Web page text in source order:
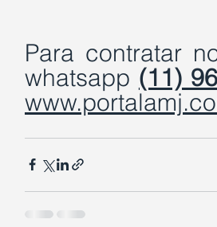
Para contratar
whatsapp (11)